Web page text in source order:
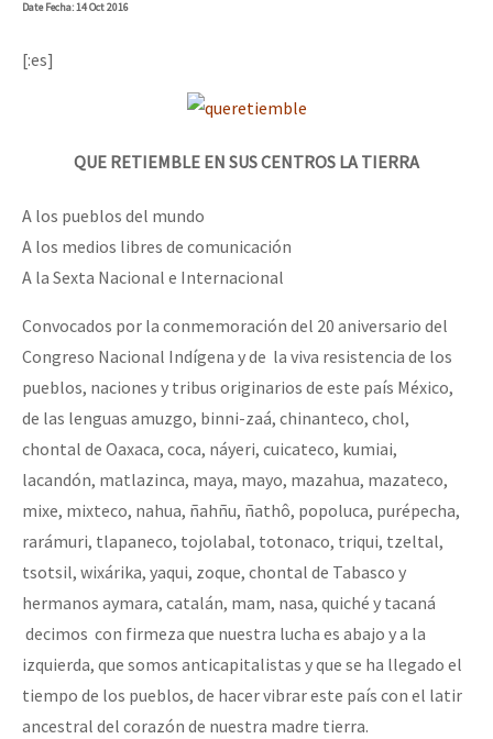
DateFecha: 14 Oct 2016
[:es]
QUE RETIEMBLE EN SUS CENTROS LA TIERRA
A los pueblos del mundo
A los medios libres de comunicación
A la Sexta Nacional e Internacional
Convocados por la conmemoración del 20 aniversario del
Congreso Nacional Indígena y de la viva resistencia de los
pueblos, naciones y tribus originarios de este país México,
de las lenguas amuzgo, binni-zaá, chinanteco, chol,
chontal de Oaxaca, coca, náyeri, cuicateco, kumiai,
lacandón, matlazinca, maya, mayo, mazahua, mazateco,
mixe, mixteco, nahua, ñahñu, ñathô, popoluca, purépecha,
rarámuri, tlapaneco, tojolabal, totonaco, triqui, tzeltal,
tsotsil, wixárika, yaqui, zoque, chontal de Tabasco y
hermanos aymara, catalán, mam, nasa, quiché y tacaná
decimos con firmeza que nuestra lucha es abajo y a la
izquierda, que somos anticapitalistas y que se ha llegado el
tiempo de los pueblos, de hacer vibrar este país con el latir
ancestral del corazón de nuestra madre tierra.